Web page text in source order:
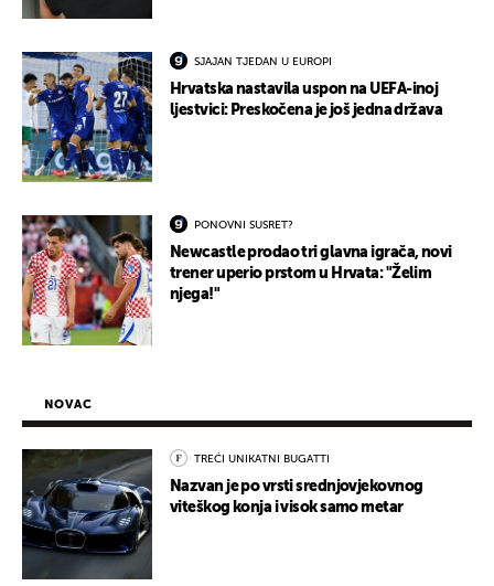
SJAJAN TJEDAN U EUROPI
Hrvatska nastavila uspon na UEFA-inoj
ljestvici: Preskočena je još jedna država
PONOVNI SUSRET?
Newcastle prodao tri glavna igrača, novi
trener uperio prstom u Hrvata: "Želim
njega!"
NOVAC
TREĆI UNIKATNI BUGATTI
Nazvan je po vrsti srednjovjekovnog
viteškog konja i visok samo metar